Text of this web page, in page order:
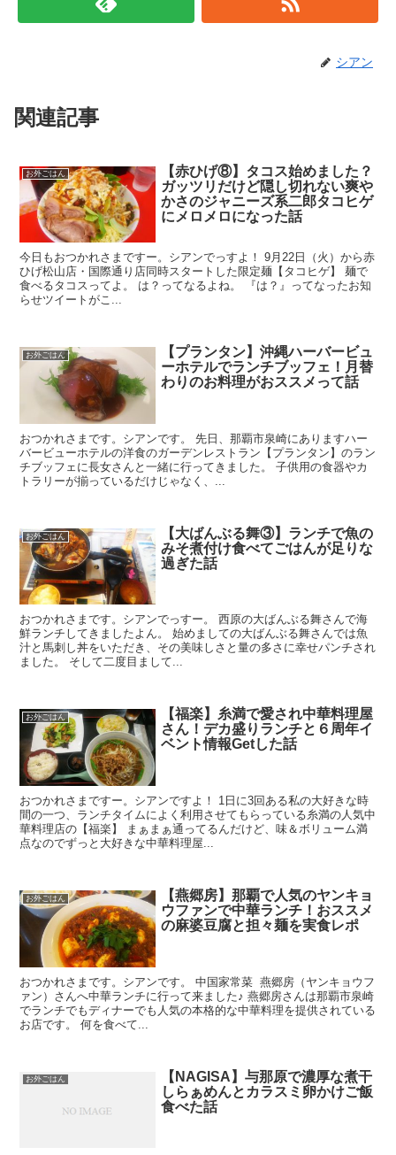
シアン
関連記事
お外ごはん
【赤ひげ⑧】タコス始めました？
ガッツリだけど隠し切れない爽や
かさのジャニーズ系二郎タコヒゲ
にメロメロになった話
今日もおつかれさまですー。シアンでっすよ！ 9月22日（火）から赤
ひげ松山店・国際通り店同時スタートした限定麺【タコヒゲ】 麺で
食べるタコスってよ。 は？ってなるよね。 『は？』ってなったお知
らせツイートがこ...
お外ごはん
【プランタン】沖縄ハーバービュ
ーホテルでランチブッフェ！月替
わりのお料理がおススメって話
おつかれさまです。シアンです。 先日、那覇市泉崎にありますハー
バービューホテルの洋食のガーデンレストラン【プランタン】のラン
チブッフェに長女さんと一緒に行ってきました。 子供用の食器やカ
トラリーが揃っているだけじゃなく、...
お外ごはん
【大ばんぶる舞③】ランチで魚の
みそ煮付け食べてごはんが足りな
過ぎた話
おつかれさまです。シアンでっすー。 西原の大ばんぶる舞さんで海
鮮ランチしてきましたよん。 始めましての大ばんぶる舞さんでは魚
汁と馬刺し丼をいただき、その美味しさと量の多さに幸せパンチされ
ました。 そして二度目まして...
お外ごはん
【福楽】糸満で愛され中華料理屋
さん！デカ盛りランチと６周年イ
ベント情報Getした話
おつかれさまですー。シアンですよ！ 1日に3回ある私の大好きな時
間の一つ、ランチタイムによく利用させてもらっている糸満の人気中
華料理店の【福楽】 まぁまぁ通ってるんだけど、味＆ボリューム満
点なのでずっと大好きな中華料理屋...
お外ごはん
【燕郷房】那覇で人気のヤンキョ
ウファンで中華ランチ！おススメ
の麻婆豆腐と担々麺を実食レポ
おつかれさまです。シアンです。 中国家常菜 燕郷房（ヤンキョウフ
ァン）さんへ中華ランチに行って来ました♪ 燕郷房さんは那覇市泉崎
でランチでもディナーでも人気の本格的な中華料理を提供されている
お店です。 何を食べて...
お外ごはん
【NAGISA】与那原で濃厚な煮干
しらぁめんとカラスミ卵かけご飯
食べた話